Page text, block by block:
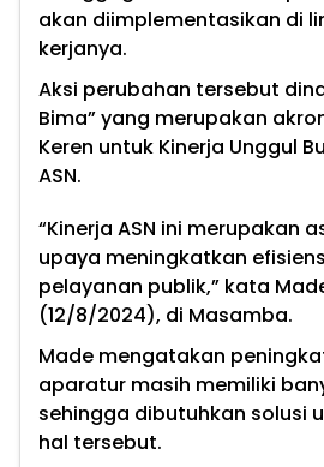
akan diimplementasikan di
kerjanya.
Aksi perubahan tersebut
Bima” yang merupakan
Keren untuk Kinerja Unggul
ASN.
“Kinerja ASN ini merupakan
upaya meningkatkan
pelayanan publik,” kata
(12/8/2024), di Masamba.
Made mengatakan
aparatur masih memiliki
sehingga dibutuhkan solusi
hal tersebut.